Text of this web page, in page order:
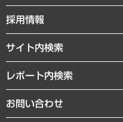
GRC（ガバナンス・リスク・コン
経済・産業・雇用・労働
まちづくり・観光・交通・スポーツ
自然資源・農林水産業・食料システ
経営用語集
受託・受注実績（官公庁関連）
メディア掲載・出演
社長メッセージ
会社概要
沿革
組織図・本部部室紹介
インドネシア現地法人
ニュースリリース
お知らせ
採用情報
サイト内検索
レポート内検索
お問い合わせ